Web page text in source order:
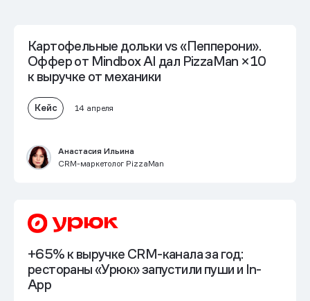
Картофельные дольки vs «Пепперони».
Оффер от Mindbox AI дал PizzaMan ×10
к выручке от механики
Кейс 14 апреля
Анастасия Ильина
CRM-маркетолог PizzaMan
+65% к выручке CRM-канала за год:
рестораны «Урюк» запустили пуши и In-
App